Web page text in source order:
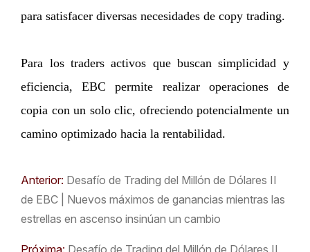
para satisfacer diversas necesidades de copy trading.
Para los traders activos que buscan simplicidad y
eficiencia, EBC permite realizar operaciones de
copia con un solo clic, ofreciendo potencialmente un
camino optimizado hacia la rentabilidad.
Anterior: Desafío de Trading del Millón de Dólares II
de EBC | Nuevos máximos de ganancias mientras las
estrellas en ascenso insinúan un cambio
Próxima: Desafío de Trading del Millón de Dólares II